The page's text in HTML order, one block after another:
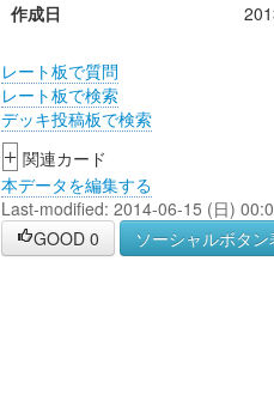
作成日
レート板で質問
レート板で検索
デッキ投稿板で検索
+ 関連カード
本データを編集する
Last-modified: 2014-06-15 (日)
GOOD 0 ソーシャルボタン